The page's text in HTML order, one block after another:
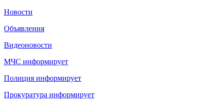
Новости
Объявления
Видеоновости
МЧС информирует
Полиция информирует
Прокуратура информирует